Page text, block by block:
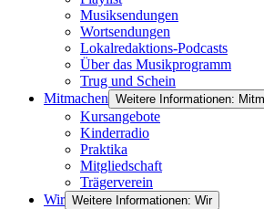
Musiksendungen
Wortsendungen
Lokalredaktions-Podcasts
Über das Musikprogramm
Trug und Schein
Mitmachen Weitere Informationen:
Kursangebote
Kinderradio
Praktika
Mitgliedschaft
Trägerverein
Wir Weitere Informationen: Wir